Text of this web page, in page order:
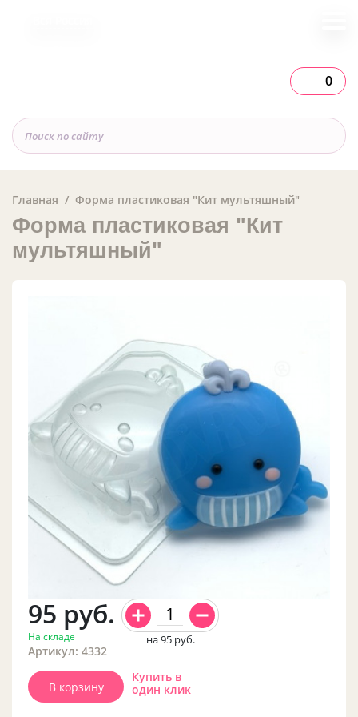
0
Главная Форма пластиковая "Кит мультяшный"
Форма пластиковая "Кит
мультяшный"
95 руб.
На складе
Артикул: 4332
на 95 руб.
В корзину
Купить в
один клик